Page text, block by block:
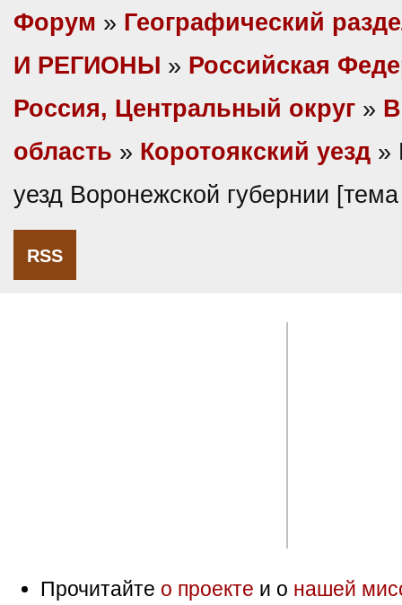
Форум » Географический
И РЕГИОНЫ » Российская
Россия, Центральный округ »
область » Коротоякский уезд »
уезд Воронежской губернии
RSS
Прочитайте о проекте и о нашей